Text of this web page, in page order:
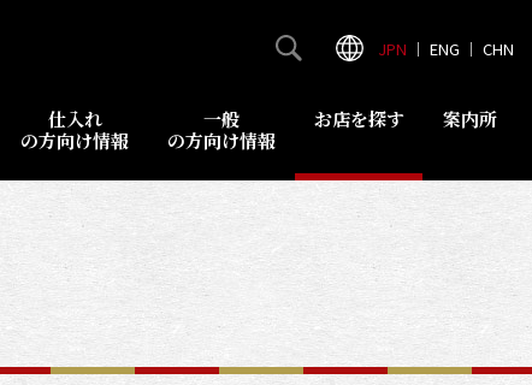
仕入れ
の方向け情報
一般
の方向け情報
お店を探す 案内所
JPN ｜ ENG ｜ CHN